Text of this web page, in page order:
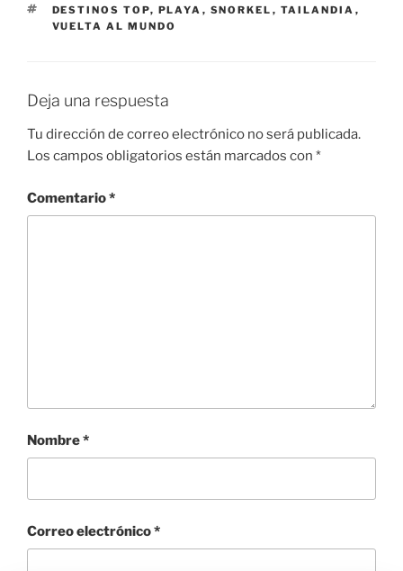
ETIQUETAS
DESTINOS TOP, PLAYA , SNORKEL , TAILANDIA ,
VUELTA AL MUNDO
Deja una respuesta
Tu dirección de correo electrónico no será publicada.
Los campos obligatorios están marcados con *
Comentario*
Nombre*
Correo electrónico*